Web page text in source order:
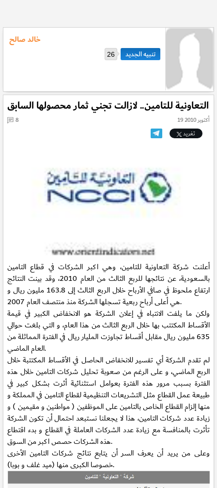
خالد صالح
26
التعاونية للتامين.. لازالت تجني ثمار محصولها السابق
19 أكتوبر 2010
8
تغريد
أعلنت شركة التعاونية للتامين، وهي اكبر الشركات في قطاع التامين
بالسعودية، عن نتائجها للربع الثالث من العام 2010، وقد بينت النتائج
ارتفاع ملحوظ في صافي الأرباح خلال الربع الثالث إلى 163.8 مليون ريال و
هي أعلى أرباح ربعية تسجلها الشركة منذ منتصف العام 2007.
ولكن ما يلفت الانتباه في إعلان الشركة هو الانخفاض الكبير في قيمة
الأقساط المكتتب بها خلال الربع الثالث من هذا العام، و التي بلغت حوالي
635 مليون ريال مقابل أقساط تجاوزت المليار ريال في الفترة المماثلة من
العام الماضي.
لم تقدم الشركة أي تفسير للانخفاض الحاصل في الأقساط المكتتبة خلال
الربع الماضي، و على الرغم من صعوبة تحليل شركات التامين خلال هذه
الفترة بسبب مرور هذه الفترة بعوامل استثنائية أثرت بشكل كبير في
طبيعة عمل القطاع مثل التشريعات التنظيمية لقطاع التامين في المملكة و
منها إلزام القطاع الخاص بالتامين على الموظفين ( مواطنين و مقيمين ) و
زيادة عدد شركات التامين، هذا لا يجعلنا نستبعد احتمال أن تكون الشركة
تأثرت بالمنافسة مع زيادة عدد الشركات العاملة في القطاع و بدء اقتطاع
هذه الشركات حصص اكبر من السوق.
وعلى من يريد أن يعرف السر أن يتابع نتائج شركات التامين الأخرى
خصوصا الكبرى منها (ميد غلف و بوبا).